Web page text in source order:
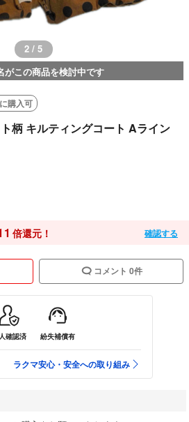
3 / 5
がこの商品を検討中です
購入可
柄 キルティングコート Aライン
倍還元！ 確認する
コメント 0件
確認済 紛失補償有
ラクマ安心・安全への取り組み